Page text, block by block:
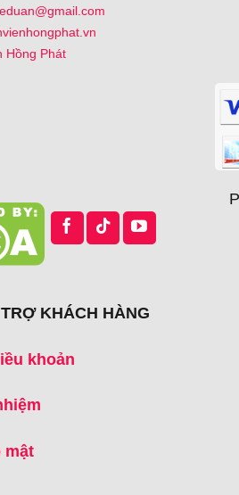
Hồng Phát
KHÁCH HÀNG
khoản
mật